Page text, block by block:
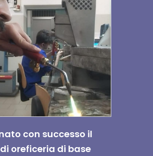
con successo il
oreficeria di base